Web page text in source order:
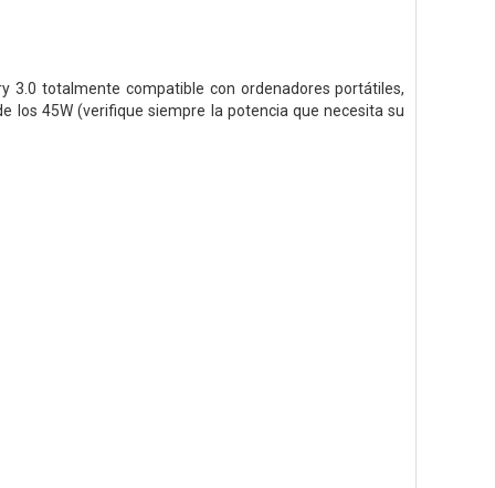
3.0 totalmente compatible con ordenadores portátiles,
los 45W (verifique siempre la potencia que necesita su